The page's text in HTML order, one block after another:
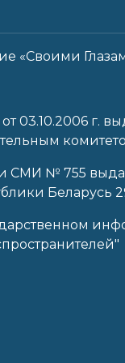
«Своими
03.10.2006 г.
СМИ № 755
Беларусь